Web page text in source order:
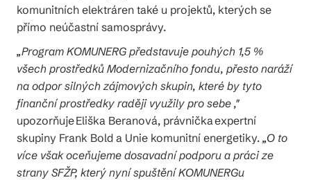
komunitních elektráren také u projektů, kterých se
přímo neúčastní samosprávy.
„Program KOMUNERG představuje pouhých 1,5 %
všech prostředků Modernizačního fondu, přesto naráží
na odpor silných zájmových skupin, které by tyto
finanční prostředky raději využily pro sebe ,"
upozorňuje Eliška Beranová, právnička expertní
skupiny Frank Bold a Unie komunitní energetiky. „O to
více však oceňujeme dosavadní podporu a práci ze
strany SFŽP, který nyní spuštění KOMUNERGu